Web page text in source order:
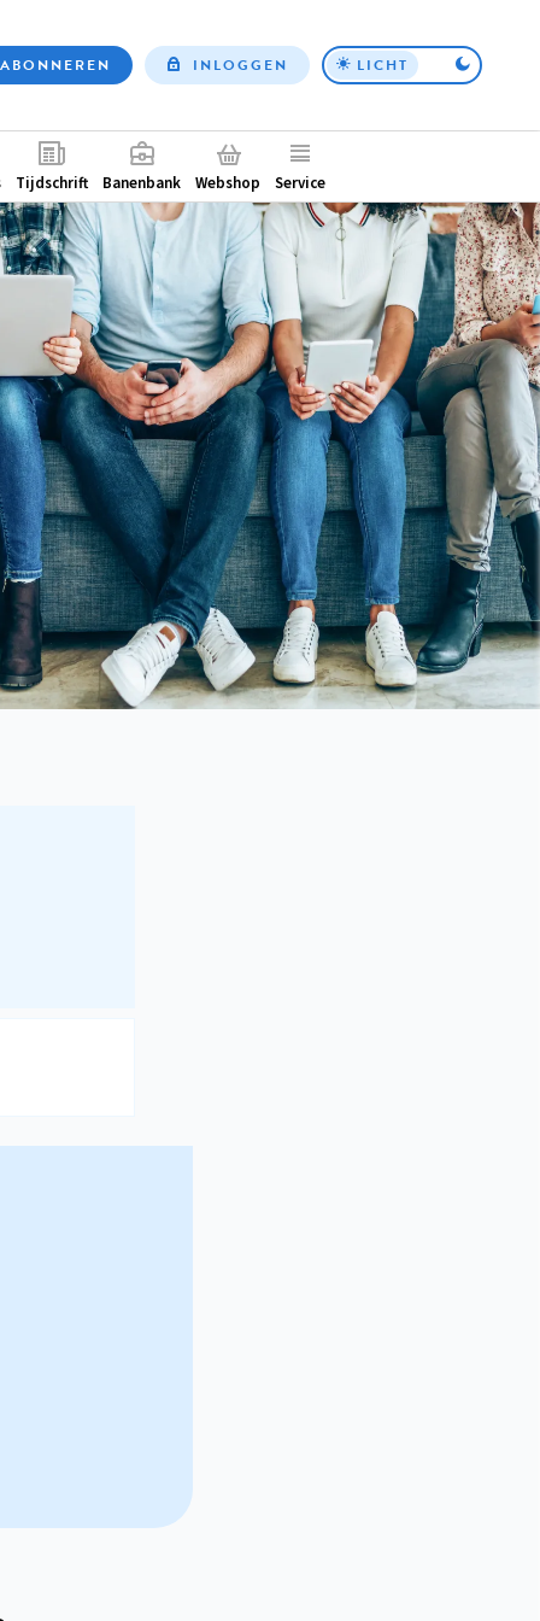
Top
ABONNEREN INLOGGEN LICHT
Tijdschrift Banenbank Webshop Service